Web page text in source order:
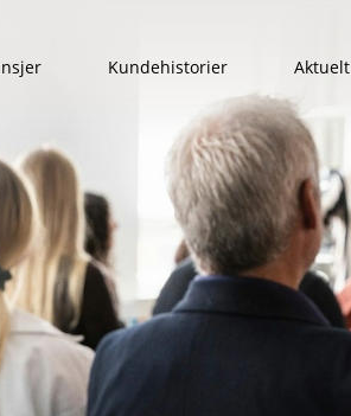
for Tjenester
Kundehistorier Aktuelt